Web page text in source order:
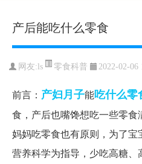
产后能吃什么零食
网友:ls 零食科普 2022-02-06
前言： 产妇月子能吃什么零
食，产后也嘴馋想吃一些零食
妈妈吃零食也有原则，为了
营养科学为指导，少吃高糖